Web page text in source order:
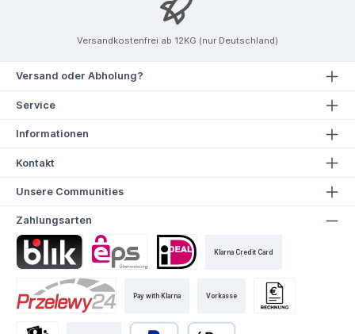
Versandkostenfrei ab 12KG (nur Deutschland)
Versand oder Abholung?
Service
Informationen
Kontakt
Unsere Communities
Zahlungsarten
Klarna Credit Card
Pay with Klarna Vorkasse